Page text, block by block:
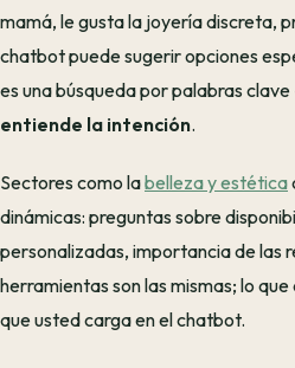
mamá, le gusta la joyería discreta,
chatbot puede sugerir opciones
es una búsqueda por palabras
entiende la intención.
Sectores como labelleza y estética
dinámicas: preguntas sobre
personalizadas, importancia de las
herramientas son las mismas; lo
que usted carga en el chatbot.